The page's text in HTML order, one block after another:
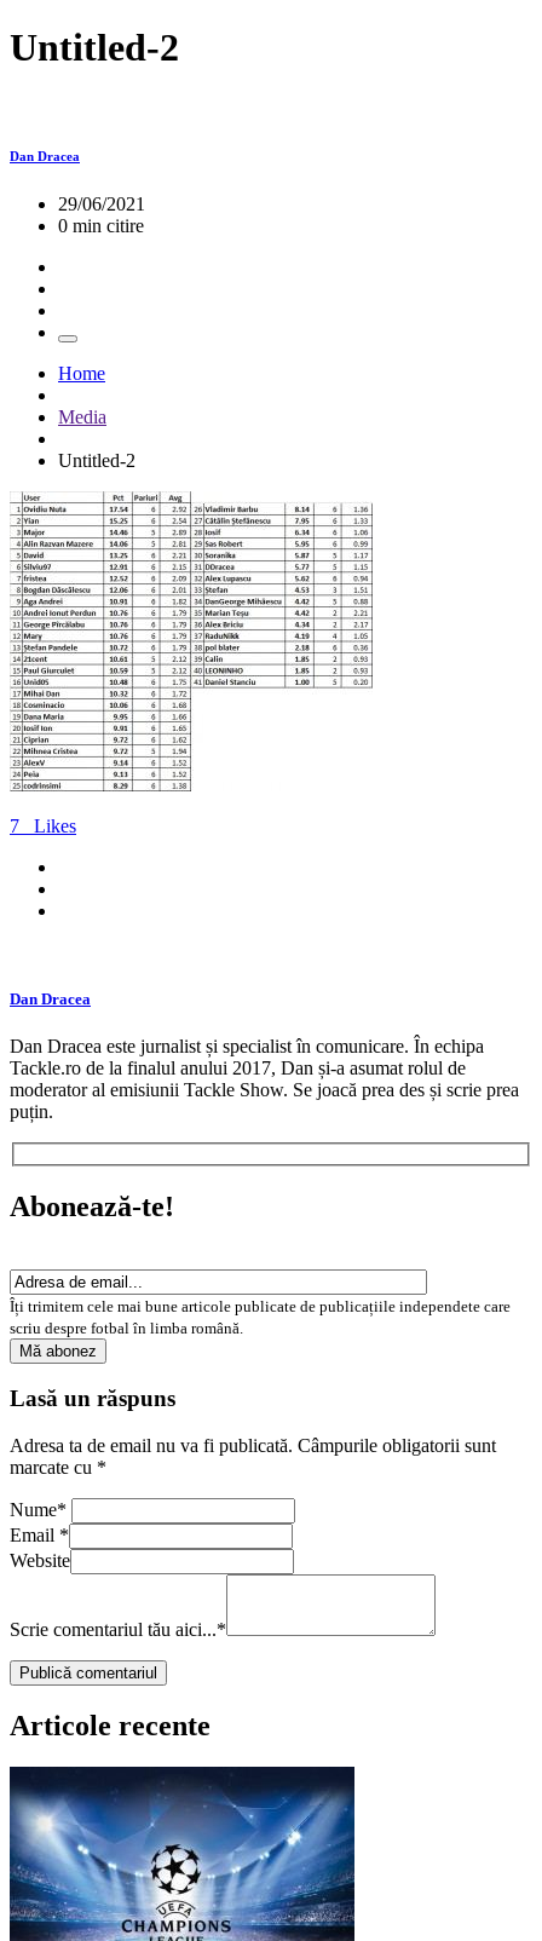
Untitled-2
Dan Dracea
29/06/2021
0 min citire
Home
Media
Untitled-2
7 Likes
Dan Dracea
Dan Dracea este jurnalist și specialist în comunicare. În echipa
Tackle.ro de la finalul anului 2017, Dan și-a asumat rolul de
moderator al emisiunii Tackle Show. Se joacă prea des și scrie prea
puțin.
Abonează-te!
Îți trimitem cele mai bune articole publicate de publicațiile independete care
scriu despre fotbal în limba română.
Lasă un răspuns
Adresa ta de email nu va fi publicată. Câmpurile obligatorii sunt
marcate cu *
Nume*
Email *
Website
Scrie comentariul tău aici...*
Articole recente